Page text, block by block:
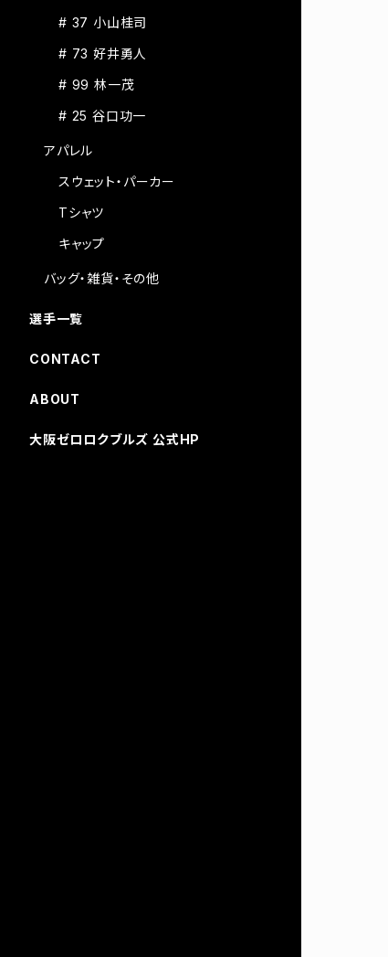
# 37 小山桂司
# 73 好井勇人
# 99 林一茂
# 25 谷口功一
アパレル
スウェット・パーカー
Tシャツ
キャップ
バッグ・雑貨・その他
選手一覧
CONTACT
ABOUT
大阪ゼロロクブルズ 公式HP